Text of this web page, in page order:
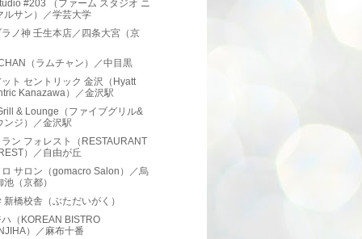
#203 （ファーム スタジオ ニ
ルサン）／学芸大学
ノ神 壬生本店／四条大宮（京
（ラムチャン）／中目黒
ト セントリック 金沢（Hyatt
Kanazawa）／金沢駅
& Lounge（ファイブグリル&
ンジ）／金沢駅
ン フォレスト（RESTAURANT
）／自由が丘
サロン（gomacro Salon）／烏
池（京都）
新橋校舎（ぶただいがく）
（KOREAN BISTRO
）／麻布十番